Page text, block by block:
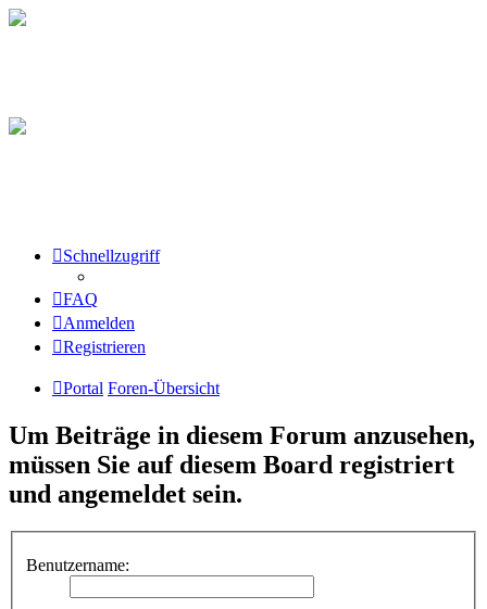
Schnellzugriff
FAQ
Anmelden
Registrieren
Portal Foren-Übersicht
Um Beiträge in diesem Forum anzusehen,
müssen Sie auf diesem Board registriert
und angemeldet sein.
Benutzername: